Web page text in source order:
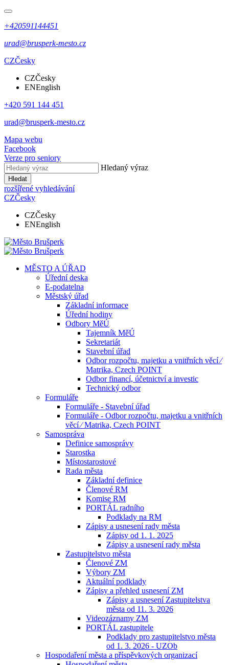
+420591144451
urad@brusperk-mesto.cz
CZČesky
CZČesky
ENEnglish
+420 591 144 451
urad@brusperk-mesto.cz
Mapa webu
Facebook
Verze pro seniory
Hledaný výraz
Hledat
rozšířené vyhledávání
CZČesky
CZČesky
ENEnglish
MĚSTO A ÚŘAD
Úřední deska
E-podatelna
Městský úřad
Základní informace
Úřední hodiny
Odbory MěÚ
Tajemník MěÚ
Sekretariát
Stavební úřad
Odbor rozpočtu, majetku a vnitřních věcí ⁄
Matrika, Czech POINT
Odbor financí, účetnictví a investic
Technický odbor
Formuláře
Formuláře - Stavební úřad
Formuláře - Odbor rozpočtu, majetku a vnitřních
věcí ⁄ Matrika, Czech POINT
Samospráva
Definice samosprávy
Starostka
Místostarostové
Rada města
Základní definice
Členové RM
Komise RM
PORTÁL radního
Podklady na RM
Zápisy a usnesení rady města
Zápisy od 1. 1. 2025
Zápisy a usnesení rady města
Zastupitelstvo města
Členové ZM
Výbory ZM
Aktuální podklady
Zápisy a přehled usnesení ZM
Zápisy a usnesení Zastupitelstva
města od 11. 3. 2026
Videozáznamy ZM
PORTÁL zastupitele
Podklady pro zastupitelstvo města
od 1. 3. 2026 - UZOb
Hospodaření města a příspěvkových organizací